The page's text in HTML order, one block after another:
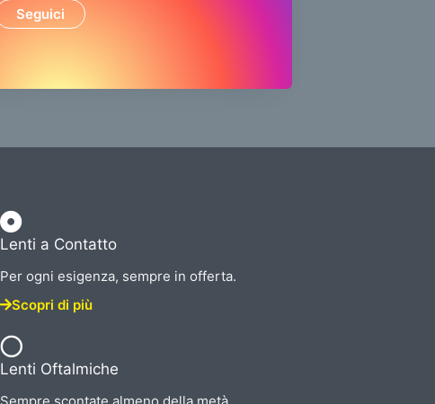
Seguici
Lenti a Contatto
Per ogni esigenza, sempre in offerta.
Scopri di più
Lenti Oftalmiche